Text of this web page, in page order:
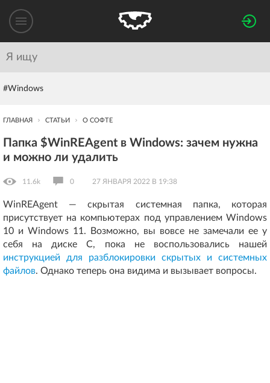
#Windows
ГЛАВНАЯ СТАТЬИ О СОФТЕ
Папка $WinREAgent в Windows: зачем нужна
и можно ли удалить
11.6k 0 27 ЯНВАРЯ 2022 В 19:38
WinREAgent — скрытая системная папка, которая
присутствует на компьютерах под управлением Windows
10 и Windows 11. Возможно, вы вовсе не замечали ее у
себя на диске C, пока не воспользовались нашей
инструкцией для разблокировки скрытых и системных
файлов. Однако теперь она видима и вызывает вопросы.